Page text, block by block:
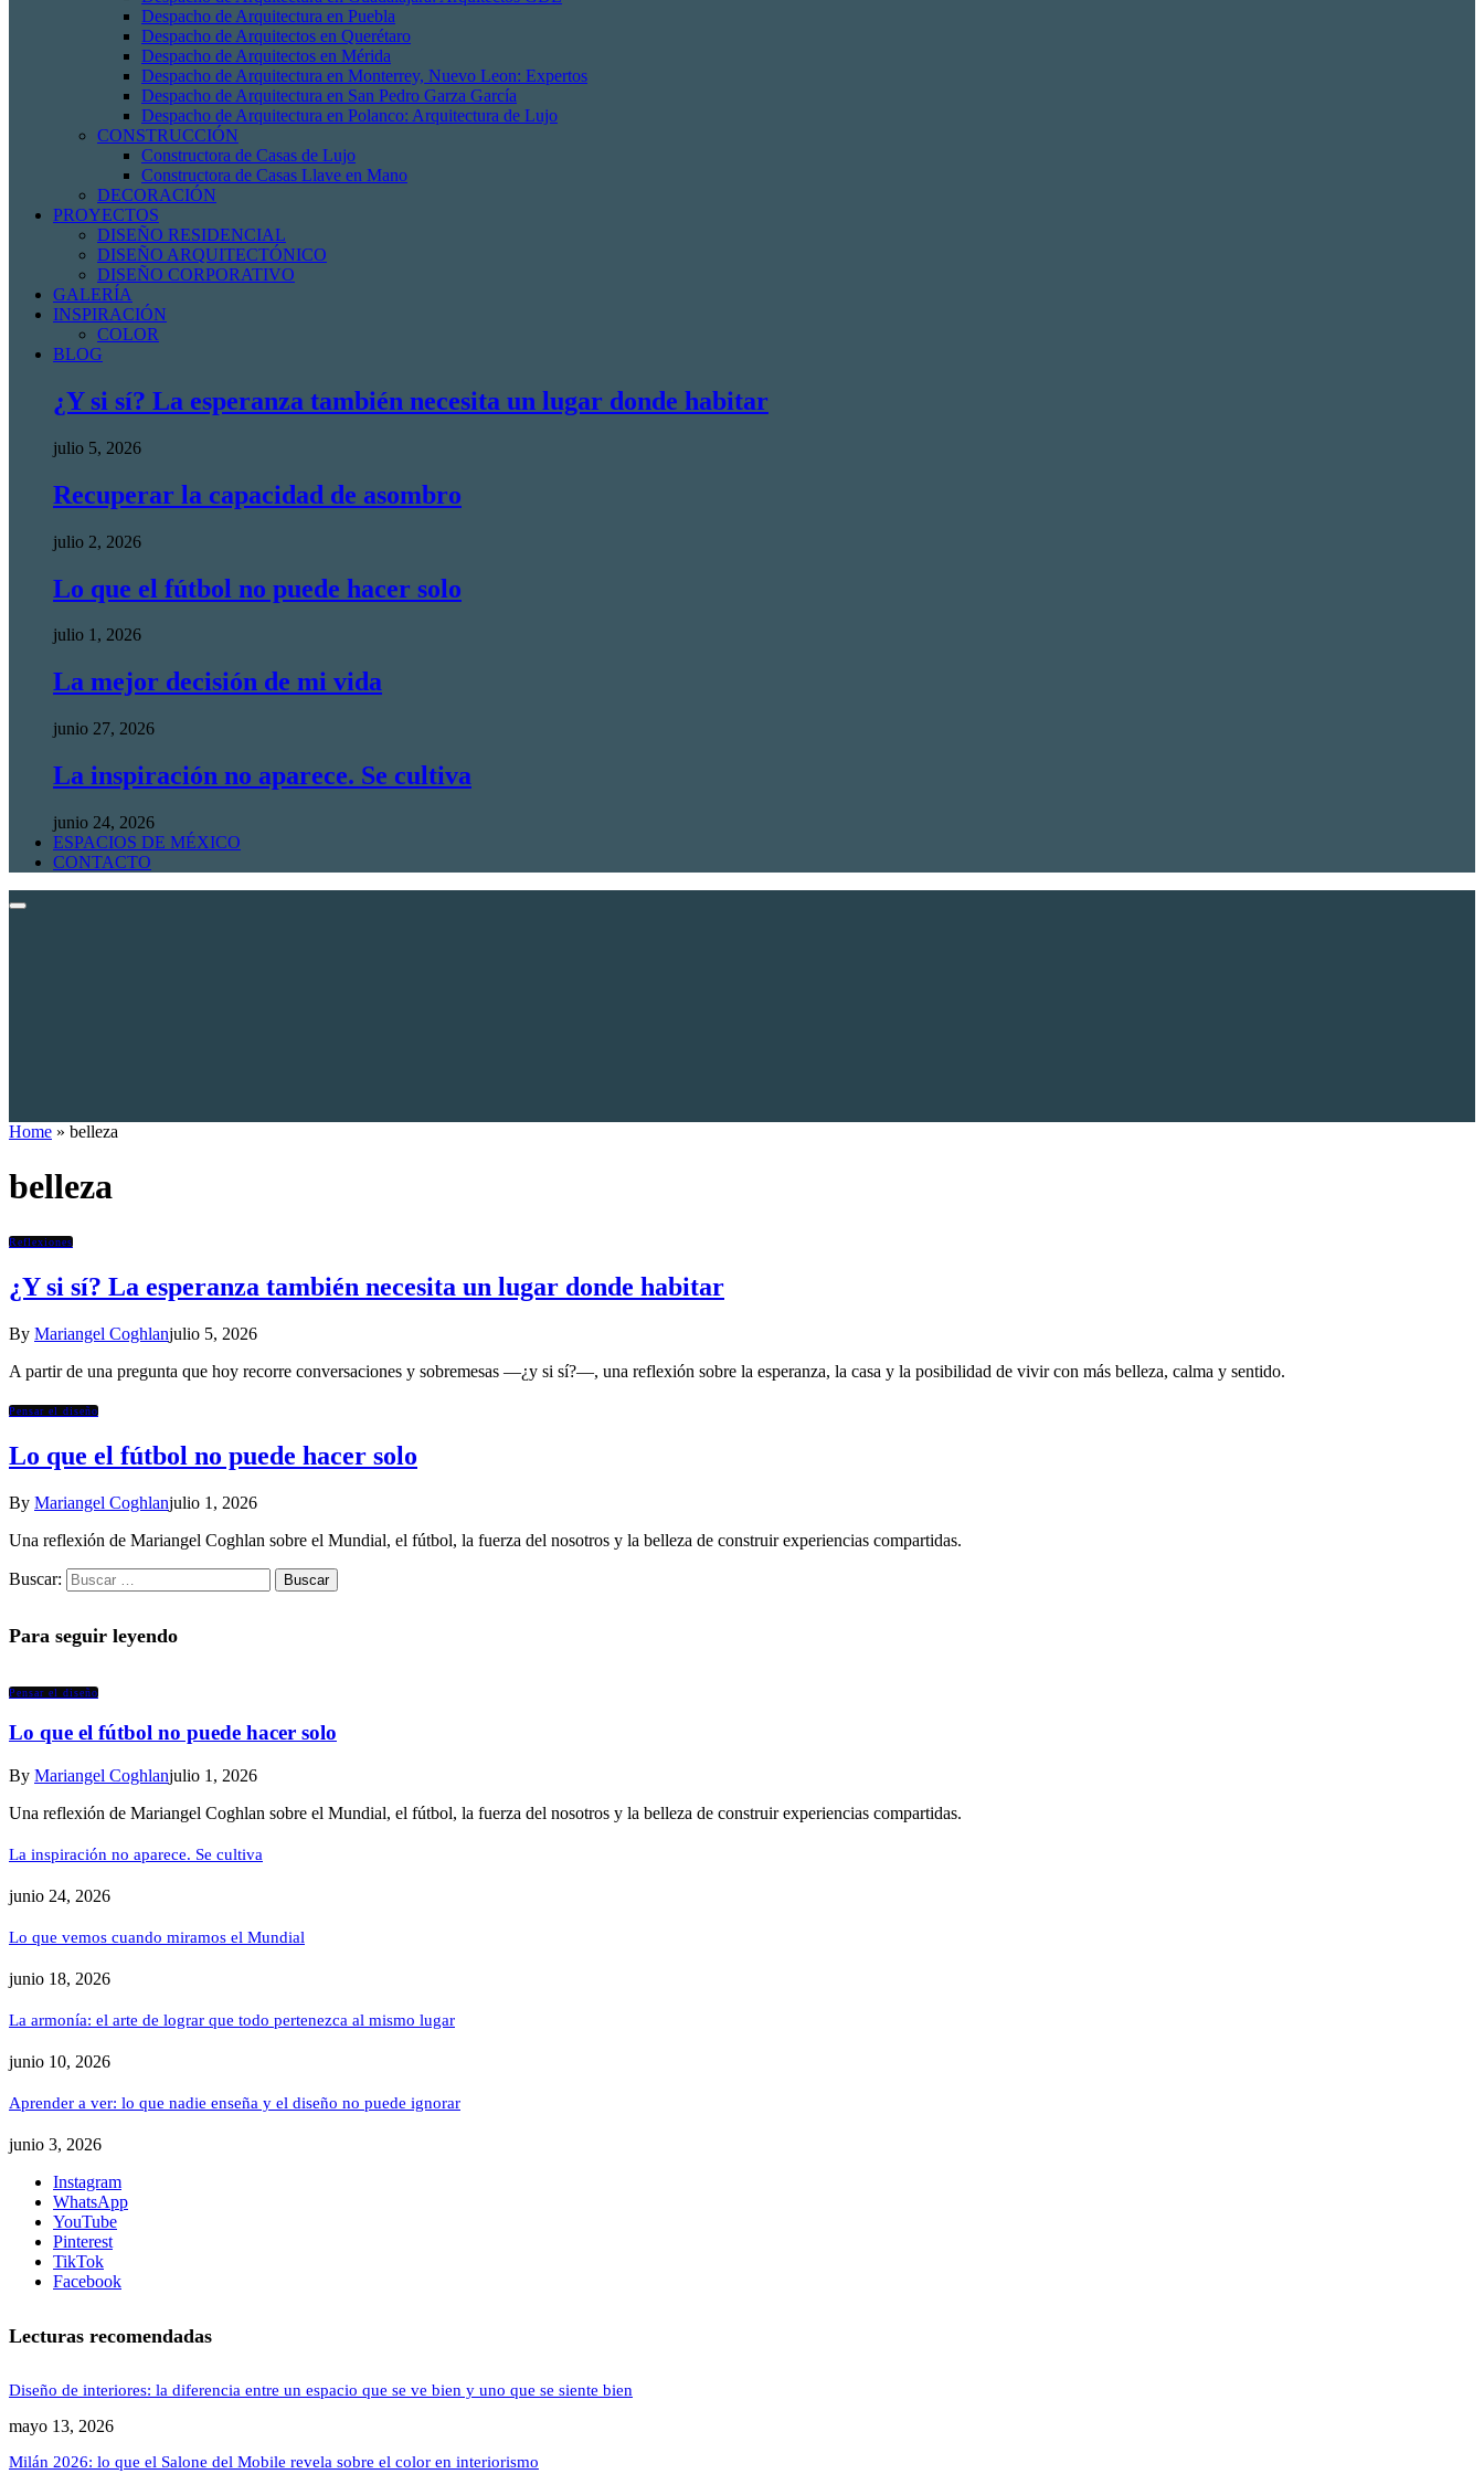
Despacho de Arquitectura en Puebla
Despacho de Arquitectos en Querétaro
Despacho de Arquitectos en Mérida
Despacho de Arquitectura en Monterrey, Nuevo Leon: Expertos
Despacho de Arquitectura en San Pedro Garza García
Despacho de Arquitectura en Polanco: Arquitectura de Lujo
CONSTRUCCIÓN
Constructora de Casas de Lujo
Constructora de Casas Llave en Mano
DECORACIÓN
PROYECTOS
DISEÑO RESIDENCIAL
DISEÑO ARQUITECTÓNICO
DISEÑO CORPORATIVO
GALERÍA
INSPIRACIÓN
COLOR
BLOG
¿Y si sí? La esperanza también necesita un lugar donde habitar
julio 5, 2026
Recuperar la capacidad de asombro
julio 2, 2026
Lo que el fútbol no puede hacer solo
julio 1, 2026
La mejor decisión de mi vida
junio 27, 2026
La inspiración no aparece. Se cultiva
junio 24, 2026
ESPACIOS DE MÉXICO
CONTACTO
Home » belleza
belleza
Reflexiones
¿Y si sí? La esperanza también necesita un lugar donde habitar
By Mariangel Coghlanjulio 5, 2026
A partir de una pregunta que hoy recorre conversaciones y sobremesas —¿y si sí?—, una reflexión sobre la esperanza, la casa y la posibilidad de vivir con más belleza, calma y sentido.
Pensar el diseño
Lo que el fútbol no puede hacer solo
By Mariangel Coghlanjulio 1, 2026
Una reflexión de Mariangel Coghlan sobre el Mundial, el fútbol, la fuerza del nosotros y la belleza de construir experiencias compartidas.
Buscar:
Para seguir leyendo
Pensar el diseño
Lo que el fútbol no puede hacer solo
By Mariangel Coghlanjulio 1, 2026
Una reflexión de Mariangel Coghlan sobre el Mundial, el fútbol, la fuerza del nosotros y la belleza de construir experiencias compartidas.
La inspiración no aparece. Se cultiva
junio 24, 2026
Lo que vemos cuando miramos el Mundial
junio 18, 2026
La armonía: el arte de lograr que todo pertenezca al mismo lugar
junio 10, 2026
Aprender a ver: lo que nadie enseña y el diseño no puede ignorar
junio 3, 2026
Instagram
WhatsApp
YouTube
Pinterest
TikTok
Facebook
Lecturas recomendadas
Diseño de interiores: la diferencia entre un espacio que se ve bien y uno que se siente bien
mayo 13, 2026
Milán 2026: lo que el Salone del Mobile revela sobre el color en interiorismo